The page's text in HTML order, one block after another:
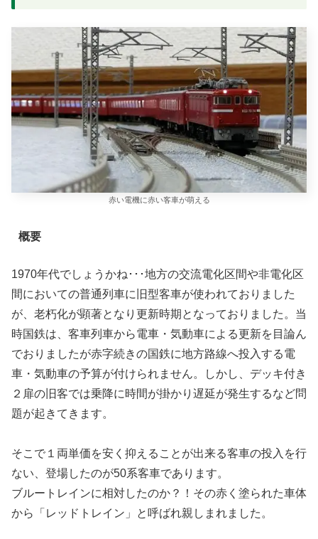
赤い電機に赤い客車が萌える
概要
1970年代でしょうかね･･･地方の交流電化区間や非電化区
間においての普通列車に旧型客車が使われておりました
が、老朽化が顕著となり更新時期となっておりました。当
時国鉄は、客車列車から電車・気動車による更新を目論ん
でおりましたが赤字続きの国鉄に地方路線へ投入する電
車・気動車の予算が付けられません。しかし、デッキ付き
２扉の旧客では乗降に時間が掛かり遅延が発生するなど問
題が起きてきます。
そこで１両単価を安く抑えることが出来る客車の投入を行
ない、登場したのが50系客車であります。
ブルートレインに相対したのか？！その赤く塗られた車体
から「レッドトレイン」と呼ばれ親しまれました。